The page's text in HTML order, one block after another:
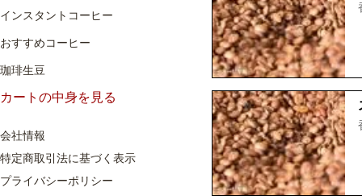
インスタントコーヒー
おすすめコーヒー
珈琲生豆
カートの中身を見る
会社情報
特定商取引法に基づく表示
プライバシーポリシー